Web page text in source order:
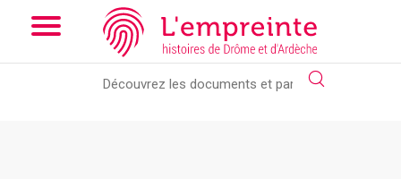
Array ( [slug] => document [ref] => bpt6k9761469v )
new slick-theme.css if you want the default styling